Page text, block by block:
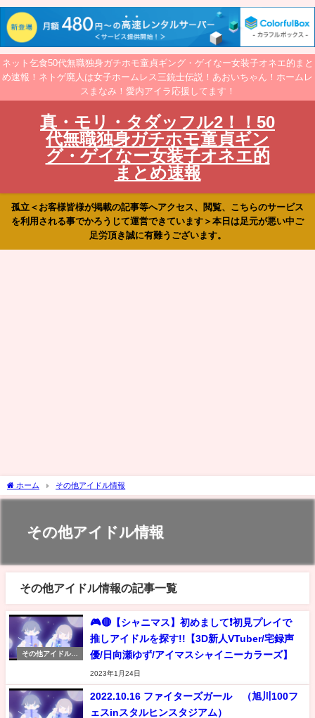
ネット乞食50代無職独身ガチホモ童貞ギング・ゲイなー女装子オネエ的まと
め速報！ネトゲ廃人は女子ホームレス三銃士伝説！あおいちゃん！ホームレ
スまなみ！愛内アイラ応援してます！
真・モリ・タダッフル2！！50
代無職独身ガチホモ童貞ギン
グ・ゲイなー女装子オネエ的
まとめ速報
孤立＜お客様皆様が掲載の記事等へアクセス、閲覧、こちらのサービス
を利用される事でかろうじて運営できています＞本日は足元が悪い中ご
足労頂き誠に有難うございます。
ホーム その他アイドル情報
その他アイドル情報
その他アイドル情報の記事一覧
その他アイドル情
🎮🔴【シャニマス】初めまして❗️初見プレイで
推しアイドルを探す!!【3D新人VTuber/宅録声
優/日向瀬ゆず/アイマスシャイニーカラーズ】
2023年1月24日
2022.10.16 ファイターズガール （旭川100フ
ェスinスタルヒンスタジアム）